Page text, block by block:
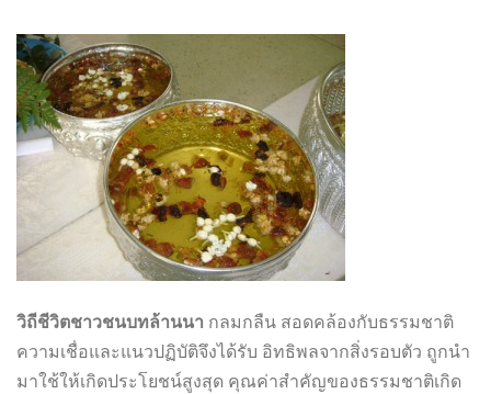
วิถีชีวิตชาวชนบทล้านนา กลมกลืน สอดคล้องกับธรรมชาติ
ความเชื่อและแนวปฏิบัติจึงได้รับ อิทธิพลจากสิ่งรอบตัว ถูกนำ
มาใช้ให้เกิดประโยชน์สูงสุด คุณค่าสำคัญของธรรมชาติเกิด